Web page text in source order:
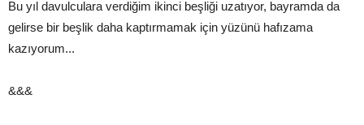
Bu yıl davulculara verdiğim ikinci beşliği uzatıyor, bayramda da
gelirse bir beşlik daha kaptırmamak için yüzünü hafızama
kazıyorum...
&&&